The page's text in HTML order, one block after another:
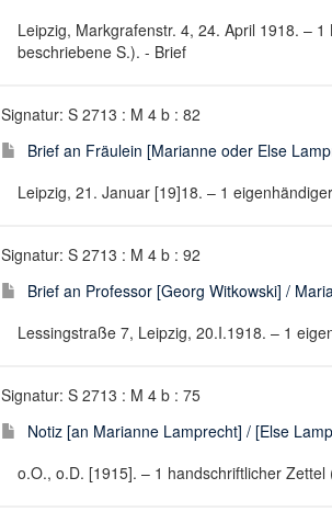
Leipzig, Markgrafenstr. 4, 24. April 1918. –
beschriebene S.). - Brief
Signatur: S 2713 : M 4 b : 82
Brief an Fräulein [Marianne oder Else
Leipzig, 21. Januar [19]18. – 1
Signatur: S 2713 : M 4 b : 92
Brief an Professor [Georg Witkowski] /
Lessingstraße 7, Leipzig, 20.I.1918. – 1
Signatur: S 2713 : M 4 b : 75
Notiz [an Marianne Lamprecht] / [Else
o.O., o.D. [1915]. – 1 handschriftlicher